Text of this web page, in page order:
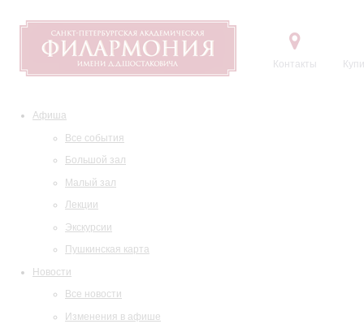
Контакты
Афиша
Все события
Большой зал
Малый зал
Лекции
Экскурсии
Пушкинская карта
Новости
Все новости
Изменения в афише